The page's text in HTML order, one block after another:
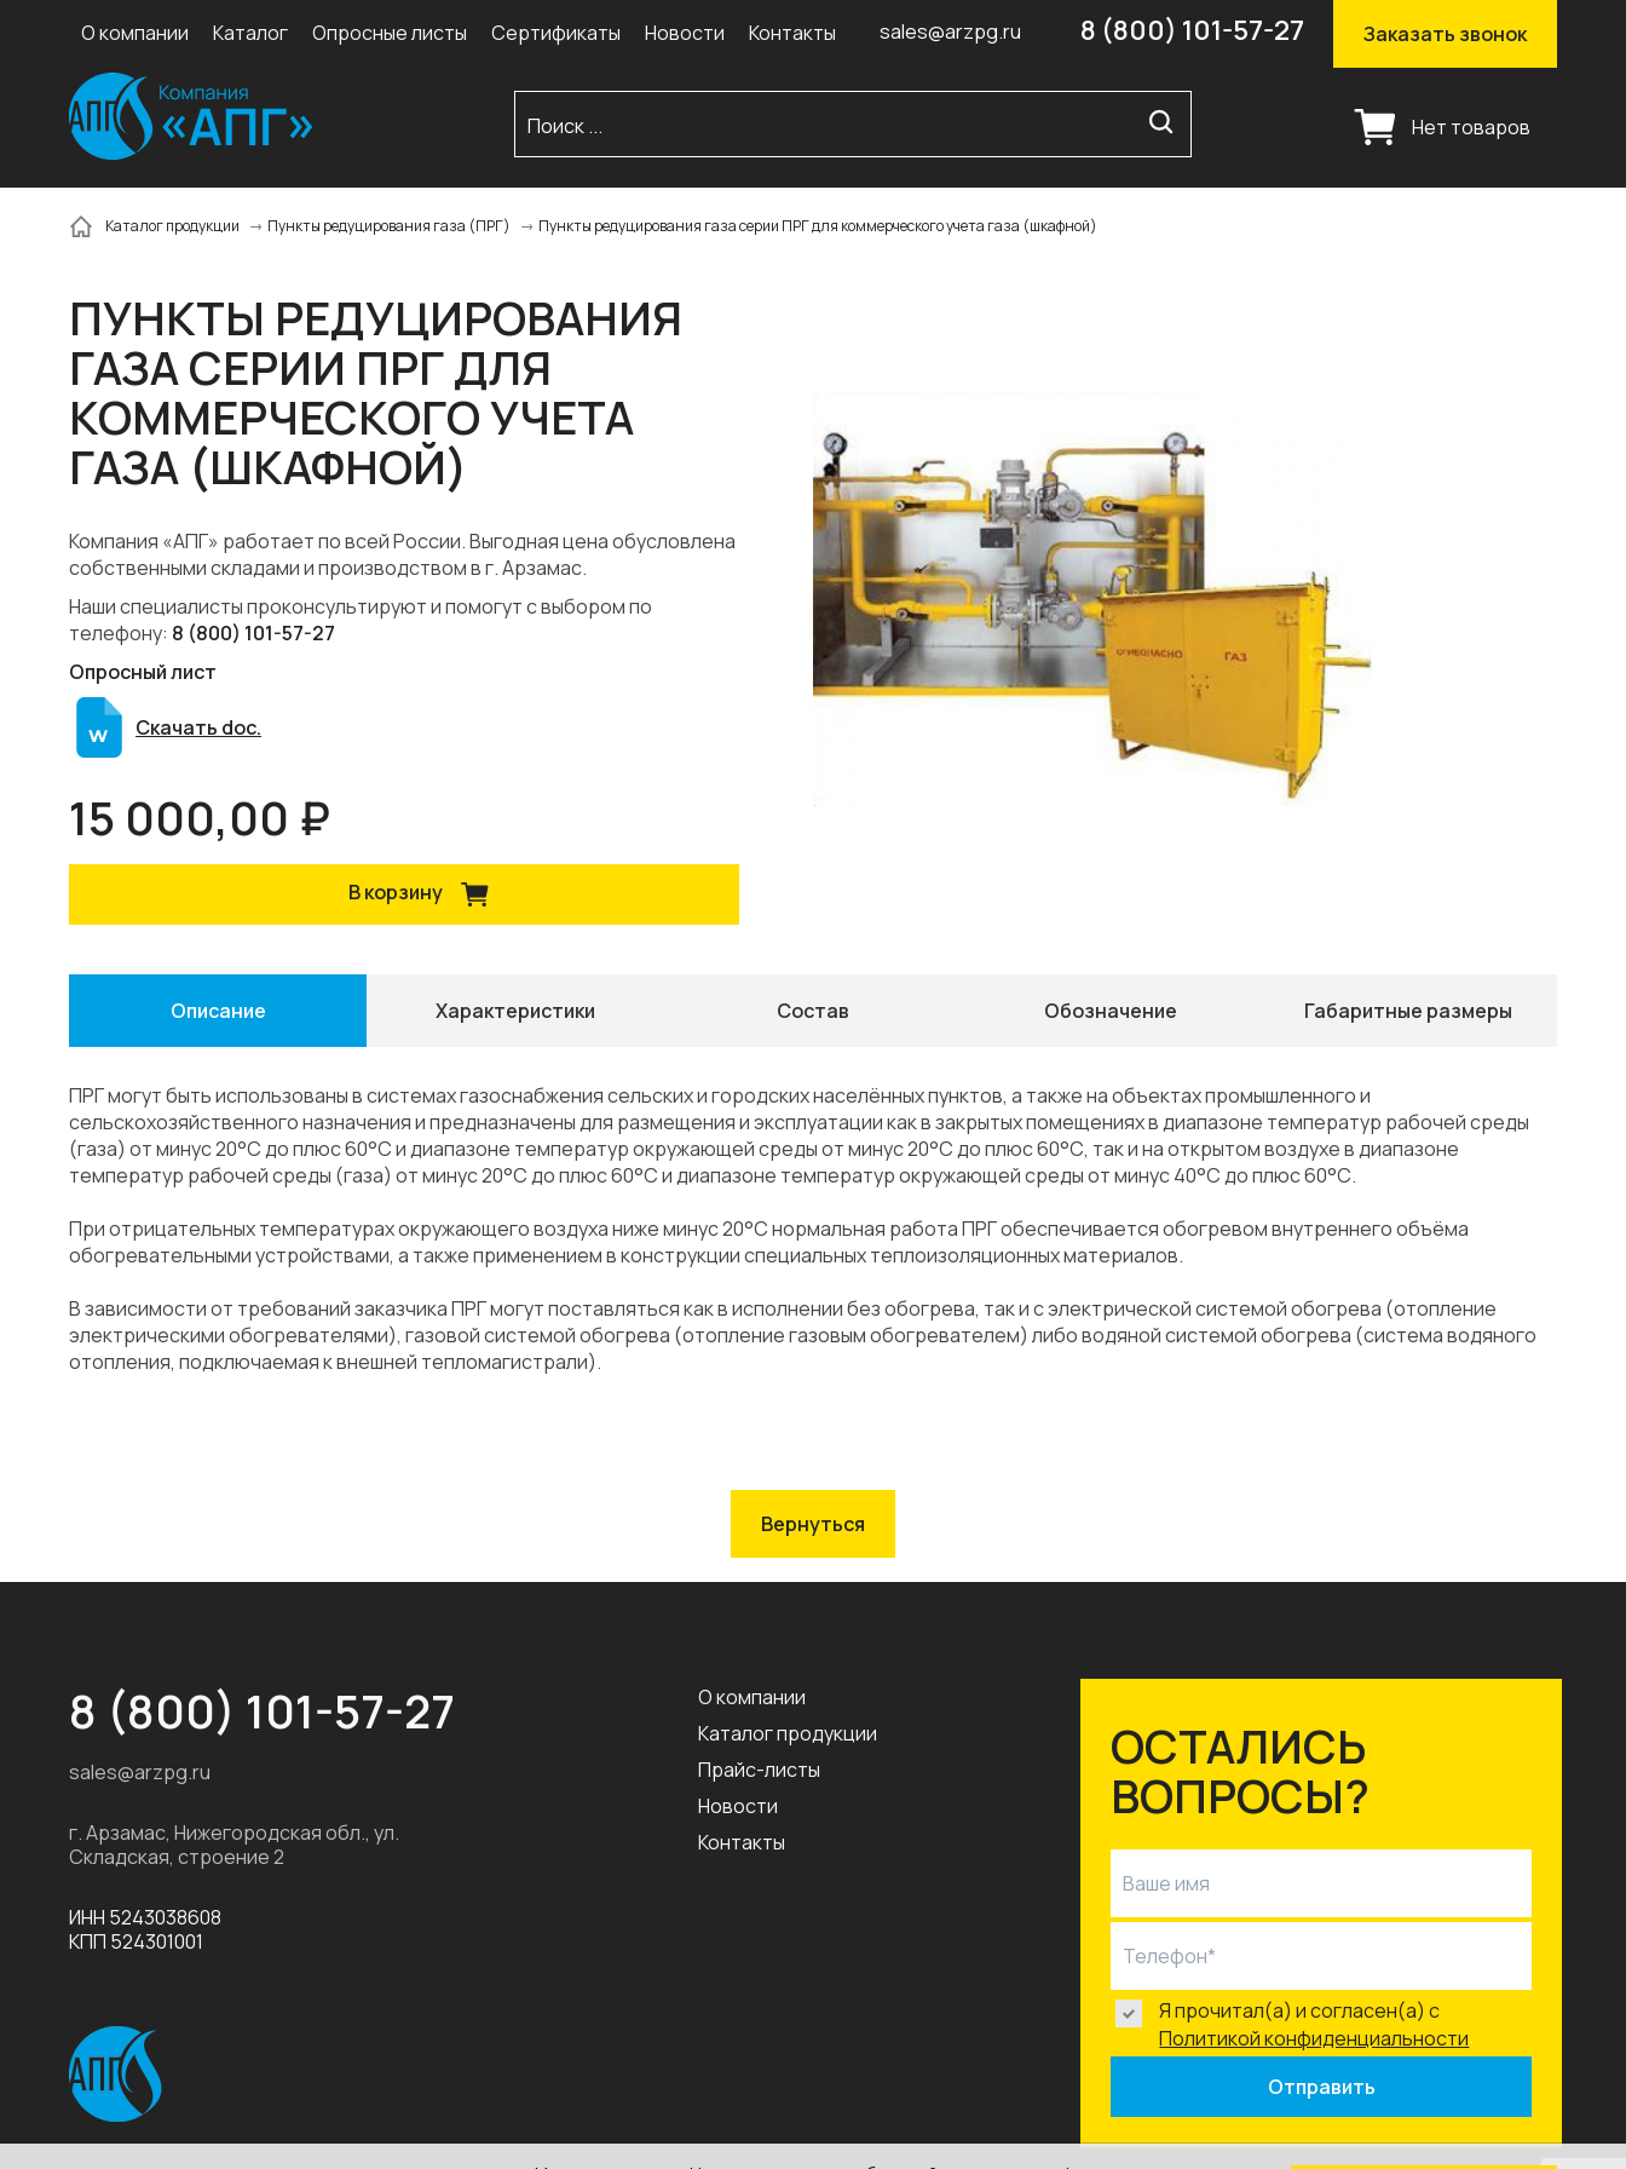
О компании Каталог Опросные листы Сертификаты Новости Контакты 8 (800) 101-57-27
sales@arzpg.ru Заказать звонок
Нет товаров
Каталог продукции Пункты редуцирования газа (ПРГ) Пункты редуцирования газа серии ПРГ для коммерческого учета газа (шкафной)
ПУНКТЫ РЕДУЦИРОВАНИЯ
ГАЗА СЕРИИ ПРГ ДЛЯ
КОММЕРЧЕСКОГО УЧЕТА
ГАЗА (ШКАФНОЙ)
Компания «АПГ» работает по всей России. Выгодная цена обусловлена
собственными складами и производством в г. Арзамас.
Наши специалисты проконсультируют и помогут с выбором по
телефону: 8 (800) 101-57-27
Опросный лист
Скачать doc.
15 000,00 ₽
В корзину
Описание Характеристики Состав Обозначение Габаритные размеры
ПРГ могут быть использованы в системах газоснабжения сельских и городских населённых пунктов, а также на объектах промышленного и
сельскохозяйственного назначения и предназначены для размещения и эксплуатации как в закрытых помещениях в диапазоне температур рабочей среды
(газа) от минус 20°С до плюс 60°С и диапазоне температур окружающей среды от минус 20°С до плюс 60°С, так и на открытом воздухе в диапазоне
температур рабочей среды (газа) от минус 20°С до плюс 60°С и диапазоне температур окружающей среды от минус 40°С до плюс 60°С.
При отрицательных температурах окружающего воздуха ниже минус 20°С нормальная работа ПРГ обеспечивается обогревом внутреннего объёма
обогревательными устройствами, а также применением в конструкции специальных теплоизоляционных материалов.
В зависимости от требований заказчика ПРГ могут поставляться как в исполнении без обогрева, так и с электрической системой обогрева (отопление
электрическими обогревателями), газовой системой обогрева (отопление газовым обогревателем) либо водяной системой обогрева (система водяного
отопления, подключаемая к внешней тепломагистрали).
Вернуться
8 (800) 101-57-27
sales@arzpg.ru
г. Арзамас, Нижегородская обл., ул.
Складская, строение 2
ИНН 5243038608
КПП 524301001
О компании
Каталог продукции
Прайс-листы
Новости
Контакты
ОСТАЛИСЬ
ВОПРОСЫ?
Ваше имя
Телефон*
Я прочитал(а) и согласен(а) с
Политикой конфиденциальности.
Отправить